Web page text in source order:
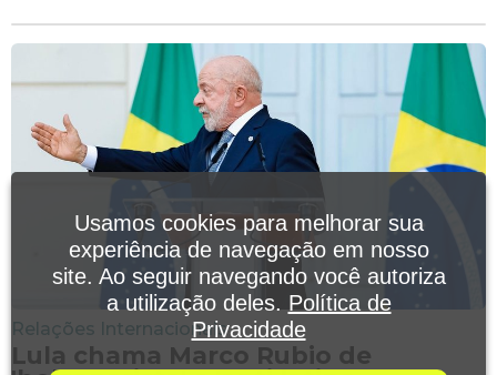
Relações Internacionais
Lula chama Marco Rubio de
Usamos cookies para melhorar sua
experiência de navegação em nosso
site. Ao seguir navegando você autoriza
a utilização deles. Política de
Privacidade